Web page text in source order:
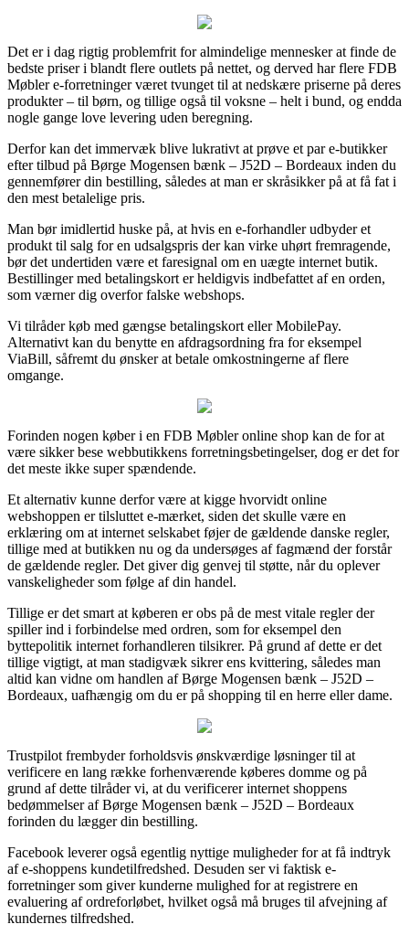
Det er i dag rigtig problemfrit for almindelige mennesker at finde de
bedste priser i blandt flere outlets på nettet, og derved har flere FDB
Møbler e-forretninger været tvunget til at nedskære priserne på deres
produkter – til børn, og tillige også til voksne – helt i bund, og endda
nogle gange love levering uden beregning.
Derfor kan det immervæk blive lukrativt at prøve et par e-butikker
efter tilbud på Børge Mogensen bænk – J52D – Bordeaux inden du
gennemfører din bestilling, således at man er skråsikker på at få fat i
den mest betalelige pris.
Man bør imidlertid huske på, at hvis en e-forhandler udbyder et
produkt til salg for en udsalgspris der kan virke uhørt fremragende,
bør det undertiden være et faresignal om en uægte internet butik.
Bestillinger med betalingskort er heldigvis indbefattet af en orden,
som værner dig overfor falske webshops.
Vi tilråder køb med gængse betalingskort eller MobilePay.
Alternativt kan du benytte en afdragsordning fra for eksempel
ViaBill, såfremt du ønsker at betale omkostningerne af flere
omgange.
Forinden nogen køber i en FDB Møbler online shop kan de for at
være sikker bese webbutikkens forretningsbetingelser, dog er det for
det meste ikke super spændende.
Et alternativ kunne derfor være at kigge hvorvidt online
webshoppen er tilsluttet e-mærket, siden det skulle være en
erklæring om at internet selskabet føjer de gældende danske regler,
tillige med at butikken nu og da undersøges af fagmænd der forstår
de gældende regler. Det giver dig genvej til støtte, når du oplever
vanskeligheder som følge af din handel.
Tillige er det smart at køberen er obs på de mest vitale regler der
spiller ind i forbindelse med ordren, som for eksempel den
byttepolitik internet forhandleren tilsikrer. På grund af dette er det
tillige vigtigt, at man stadigvæk sikrer ens kvittering, således man
altid kan vidne om handlen af Børge Mogensen bænk – J52D –
Bordeaux, uafhængig om du er på shopping til en herre eller dame.
Trustpilot frembyder forholdsvis ønskværdige løsninger til at
verificere en lang række forhenværende køberes domme og på
grund af dette tilråder vi, at du verificerer internet shoppens
bedømmelser af Børge Mogensen bænk – J52D – Bordeaux
forinden du lægger din bestilling.
Facebook leverer også egentlig nyttige muligheder for at få indtryk
af e-shoppens kundetilfredshed. Desuden ser vi faktisk e-
forretninger som giver kunderne mulighed for at registrere en
evaluering af ordreforløbet, hvilket også må bruges til afvejning af
kundernes tilfredshed.